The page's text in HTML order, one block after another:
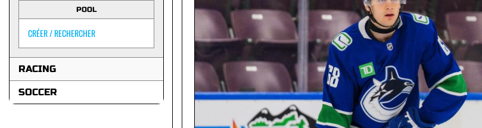
POOL
CRÉER / RECHERCHER
RACING
SOCCER